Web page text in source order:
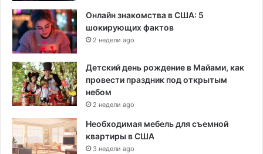
Онлайн знакомства в США: 5
шокирующих фактов
2 недели ago
Детский день рождение в Майами, как
провести праздник под открытым
небом
2 недели ago
Необходимая мебель для съемной
квартиры в США
3 недели ago